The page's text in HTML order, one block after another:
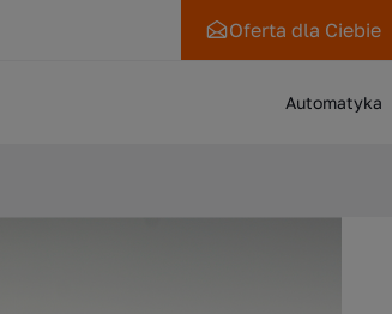
Oferta dla Ciebie
Automatyka